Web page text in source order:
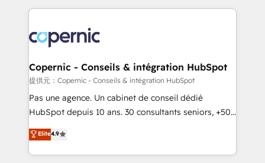
lasts. So if you're ready to become the most trusted
voice in your market, let’s talk.
HubSpot's Global Partner of the Year in 2024,
worldwide, and with over 15 years in the ecosystem,
Huble has built a track record that speaks for itself.
One company, one operating model, delivering
across offices and consulting teams in the UK, USA,
Canada, Germany, France, Belgium, Singapore, and
South Africa. Certified compliant with ISO/IEC
international offices and 175+ employees.
Copernic - Conseils & intégration HubSpot
提供元：Copernic - Conseils & intégration HubSpot
Pas une agence. Un cabinet de conseil dédié
HubSpot depuis 10 ans. 30 consultants seniors, +500
clients, un ROI mesurable. Notre mission : faire de
HubSpot un vrai levier de performance pour votre
organisation. Cela passe par la compréhension de
Elite4.9